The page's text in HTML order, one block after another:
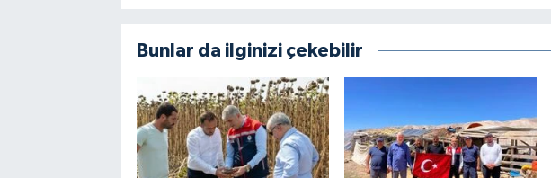
Bunlar da ilginizi çekebilir